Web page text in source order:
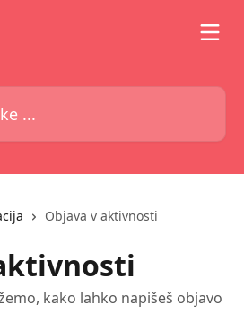
Objava v aktivnosti
kako lahko napišeš objavo